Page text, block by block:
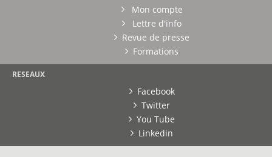
Mon compte
Lettre d'info
Revue de presse
Formations
RESEAUX
Facebook
Twitter
You Tube
Linkedin